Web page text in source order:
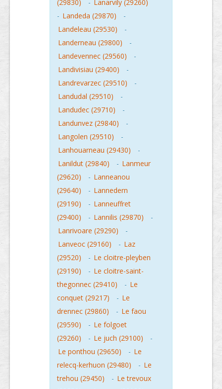
(29830)
- Lanarvily (29260)
- Landeda (29870)
-
Landeleau (29530)
-
Landerneau (29800)
-
Landevennec (29560)
-
Landivisiau (29400)
-
Landrevarzec (29510)
-
Landudal (29510)
-
Landudec (29710)
-
Landunvez (29840)
-
Langolen (29510)
-
Lanhouarneau (29430)
-
Lanildut (29840)
- Lanmeur
(29620)
- Lanneanou
(29640)
- Lannedern
(29190)
- Lanneuffret
(29400)
- Lannilis (29870)
-
Lanrivoare (29290)
-
Lanveoc (29160)
- Laz
(29520)
- Le cloitre-pleyben
(29190)
- Le cloitre-saint-
thegonnec (29410)
- Le
conquet (29217)
- Le
drennec (29860)
- Le faou
(29590)
- Le folgoet
(29260)
- Le juch (29100)
-
Le ponthou (29650)
- Le
relecq-kerhuon (29480)
- Le
trehou (29450)
- Le trevoux